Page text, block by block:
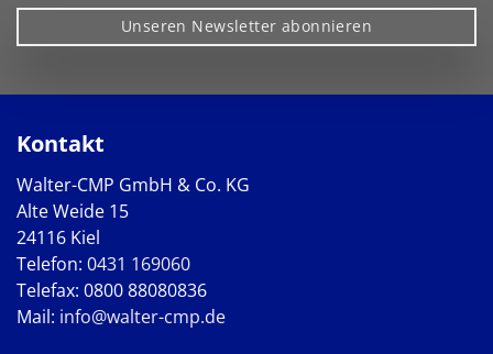
Unseren Newsletter abonnieren
Kontakt
Walter-CMP GmbH & Co. KG
Alte Weide 15
24116 Kiel
Telefon: 0431 169060
Telefax: 0800 88080836
Mail: info@walter-cmp.de